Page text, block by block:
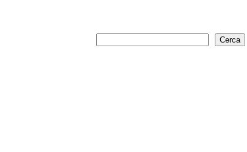
Cerca Cerca